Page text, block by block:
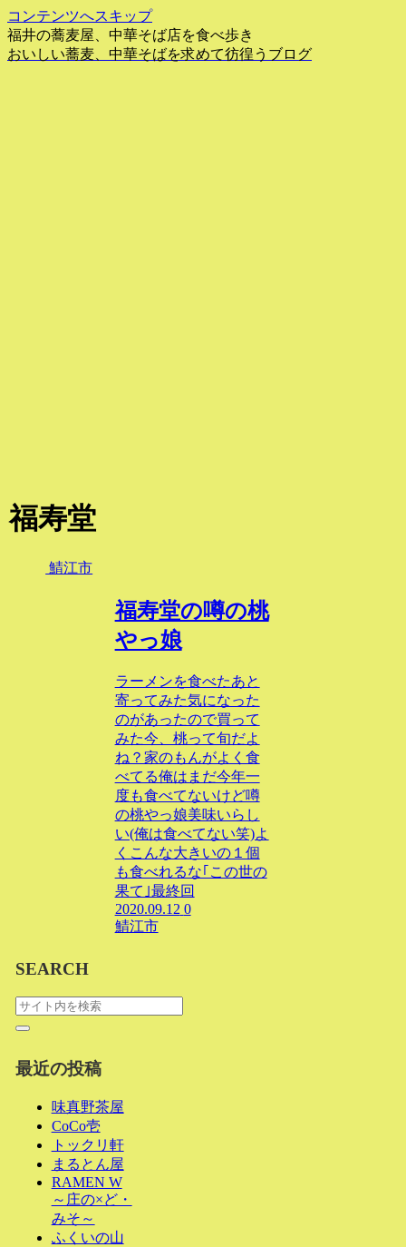
コンテンツへスキップ
福井の蕎麦屋、中華そば店を食べ歩き
おいしい蕎麦、中華そばを求めて彷徨うブログ
福寿堂
鯖江市
福寿堂の噂の桃
やっ娘
ラーメンを食べたあと
寄ってみた気になった
のがあったので買って
みた今、桃って旬だよ
ね？家のもんがよく食
べてる俺はまだ今年一
度も食べてないけど噂
の桃やっ娘美味いらし
い(俺は食べてない笑)よ
くこんな大きいの１個
も食べれるな｢この世の
果て｣最終回
2020.09.12 0
鯖江市
SEARCH
最近の投稿
味真野茶屋
CoCo壱
トックリ軒
まるとん屋
RAMEN W
～庄の×ど・
みそ～
ふくいの山